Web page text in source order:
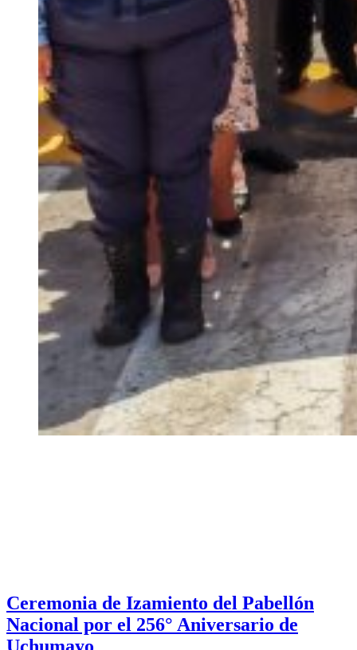
Ceremonia de Izamiento del Pabellón
Nacional por el 256° Aniversario de
Uchumayo